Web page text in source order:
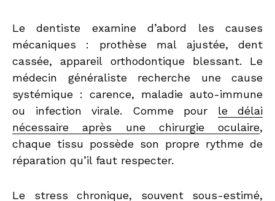
Le dentiste examine d’abord les causes
mécaniques : prothèse mal ajustée, dent
cassée, appareil orthodontique blessant. Le
médecin généraliste recherche une cause
systémique : carence, maladie auto-immune
ou infection virale. Comme pour le délai
nécessaire après une chirurgie oculaire,
chaque tissu possède son propre rythme de
réparation qu’il faut respecter.
Le stress chronique, souvent sous-estimé,